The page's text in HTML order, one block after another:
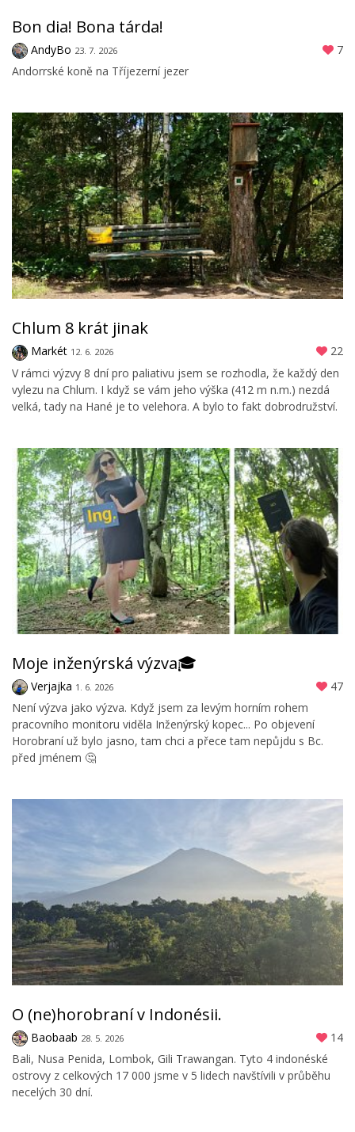
Bon dia! Bona tárda!
AndyBo 23. 7. 2026
7
Andorrské koně na Tříjezerní jezer
Chlum 8 krát jinak
Markét 12. 6. 2026
22
V rámci výzvy 8 dní pro paliativu jsem se rozhodla, že každý den
vylezu na Chlum. I když se vám jeho výška (412 m n.m.) nezdá
velká, tady na Hané je to velehora. A bylo to fakt dobrodružství.
Moje inženýrská výzva🎓
Verjajka 1. 6. 2026
47
Není výzva jako výzva. Když jsem za levým horním rohem
pracovního monitoru viděla Inženýrský kopec... Po objevení
Horobraní už bylo jasno, tam chci a přece tam nepůjdu s Bc.
před jménem 🤔
O (ne)horobraní v Indonésii.
Baobaab 28. 5. 2026
14
Bali, Nusa Penida, Lombok, Gili Trawangan. Tyto 4 indonéské
ostrovy z celkových 17 000 jsme v 5 lidech navštívili v průběhu
necelých 30 dní.